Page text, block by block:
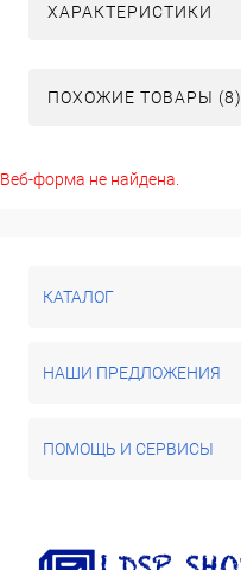
ХАРАКТЕРИСТИКИ
ПОХОЖИЕ ТОВАРЫ (8)
Веб-форма не найдена.
КАТАЛОГ
НАШИ ПРЕДЛОЖЕНИЯ
ПОМОЩЬ И СЕРВИСЫ